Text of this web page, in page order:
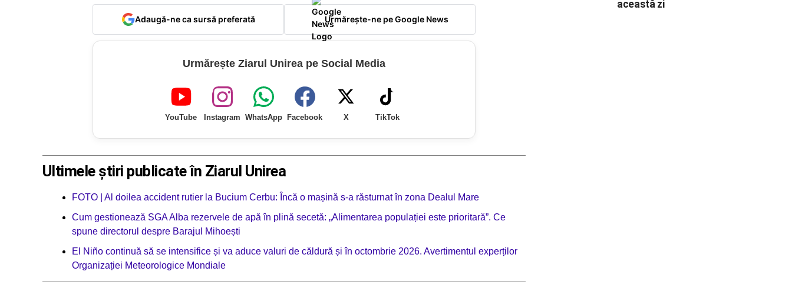
Adaugă-ne ca sursă preferată Urmărește-ne pe Google News
Urmărește Ziarul Unirea pe Social Media
YouTube Instagram WhatsApp Facebook X TikTok
Ultimele știri publicate în Ziarul Unirea
FOTO | Al doilea accident rutier la Bucium Cerbu: Încă o mașină s-a răsturnat în zona Dealul Mare
Cum gestionează SGA Alba rezervele de apă în plină secetă: „Alimentarea populației este prioritară”. Ce
spune directorul despre Barajul Mihoești
El Niño continuă să se intensifice și va aduce valuri de căldură și în octombrie 2026. Avertimentul experților
Organizației Meteorologice Mondiale
această zi